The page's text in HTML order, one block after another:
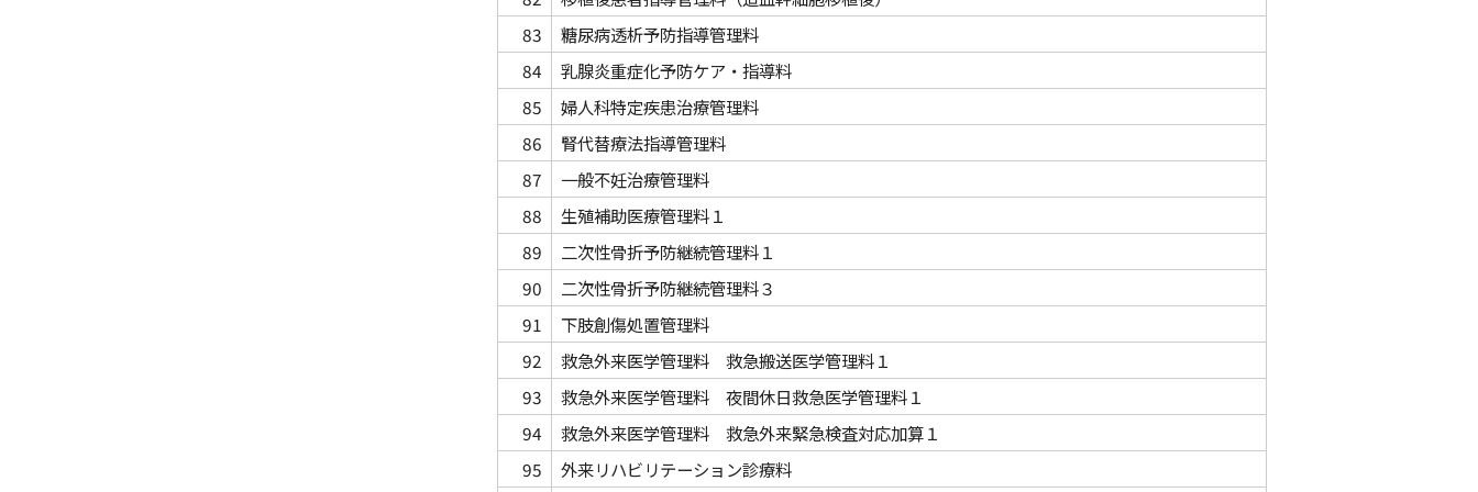
83
糖尿病透析予防指導管理料
84
乳腺炎重症化予防ケア・指導料
85
婦人科特定疾患治療管理料
86
腎代替療法指導管理料
87
一般不妊治療管理料
88
生殖補助医療管理料１
89
二次性骨折予防継続管理料１
90
二次性骨折予防継続管理料３
91
下肢創傷処置管理料
92
救急外来医学管理料 救急搬送医学管理料１
93
救急外来医学管理料 夜間休日救急医学管理料１
94
救急外来医学管理料 救急外来緊急検査対応加算１
95
外来リハビリテーション診療料